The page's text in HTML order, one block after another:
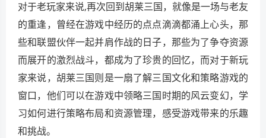
对于老玩家来说,再次回到胡莱三国，就像是一场与老友
的重逢，曾经在游戏中经历的点点滴滴都涌上心头，那
些和联盟伙伴一起并肩作战的日子，那些为了争夺资源
而展开的激烈战斗，都成为了珍贵的回忆，而对于新玩
家来说，胡莱三国则是一扇了解三国文化和策略游戏的
窗口，他们可以在游戏中领略三国时期的风云变幻，学
习如何进行策略布局和资源管理，感受游戏带来的乐趣
和挑战。